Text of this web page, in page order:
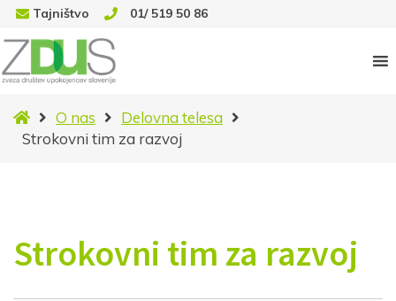
Tajništvo 01/ 519 50 86
NoviceO nas
Delovna telesa
Strokovni tim za razvoj
Strokovni tim za razvoj